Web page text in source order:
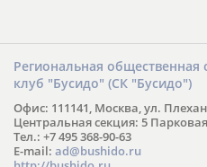
Региональная
клуб "Бусидо" (СК "Бусидо")
Офис: 111141, Москва, ул.
Центральная секция: 5
Тел.: +7 495 368-90-63
E-mail: ad@bushido.ru